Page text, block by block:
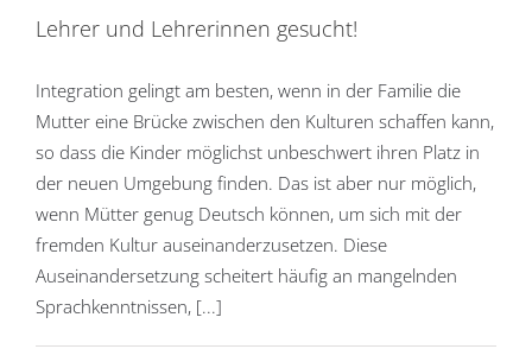
Lehrer und Lehrerinnen gesucht!
Integration gelingt am besten, wenn in der Familie die
Mutter eine Brücke zwischen den Kulturen schaffen kann,
so dass die Kinder möglichst unbeschwert ihren Platz in
der neuen Umgebung finden. Das ist aber nur möglich,
wenn Mütter genug Deutsch können, um sich mit der
fremden Kultur auseinanderzusetzen. Diese
Auseinandersetzung scheitert häufig an mangelnden
Sprachkenntnissen, [...]